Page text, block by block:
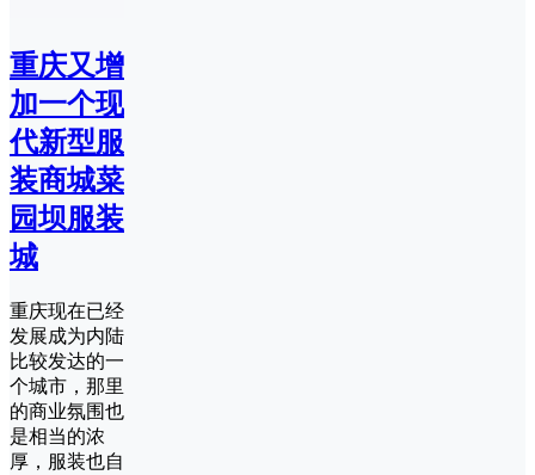
重庆又增
加一个现
代新型服
装商城菜
园坝服装
城
重庆现在已经
发展成为内陆
比较发达的一
个城市，那里
的商业氛围也
是相当的浓
厚，服装也自